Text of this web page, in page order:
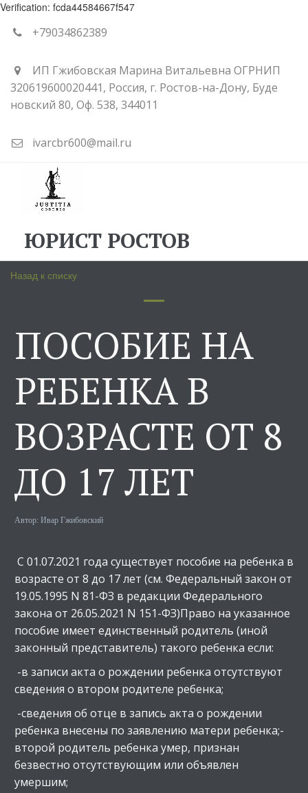
Verification: fcda44584667f547
+79034862389
ИП Гжибовская Марина Витальевна ОГРНИП
320619600020441, Россия, г. Ростов-на-Дону, Буде
новский 80, Оф. 538, 344011
ivarcbr600@mail.ru
ЮРИСТ РОСТОВ
Назад к списку
ПОСОБИЕ НА
РЕБЕНКА В
ВОЗРАСТЕ ОТ 8
ДО 17 ЛЕТ
Автор: Ивар Гжибовский
С 01.07.2021 года существует пособие на ребенка в
возрасте от 8 до 17 лет (см. Федеральный закон от
19.05.1995 N 81-ФЗ в редакции Федерального
закона от 26.05.2021 N 151-ФЗ)Право на указанное
пособие имеет единственный родитель (иной
законный представитель) такого ребенка если:
-в записи акта о рождении ребенка отсутствуют
сведения о втором родителе ребенка;
-сведения об отце в запись акта о рождении
ребенка внесены по заявлению матери ребенка;-
второй родитель ребенка умер, признан
безвестно отсутствующим или объявлен
умершим;